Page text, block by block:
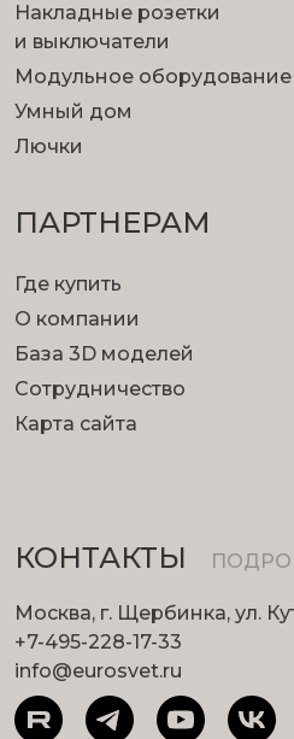
Накладные розетки
и выключатели
Модульное оборудование
Умный дом
Лючки
ПАРТНЕРАМ
Где купить
О компании
База 3D моделей
Сотрудничество
Карта сайта
КОНТАКТЫ
Москва, г. Щербинка, ул.
+7-495-228-17-33
info@eurosvet.ru